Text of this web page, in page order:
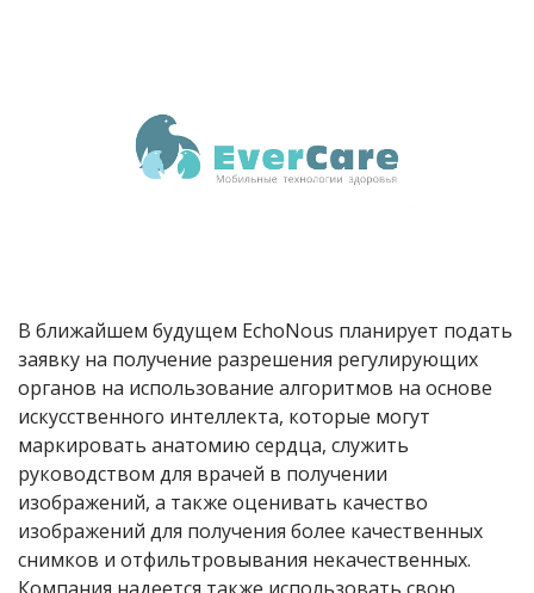
В ближайшем будущем EchoNous планирует подать
заявку на получение разрешения регулирующих
органов на использование алгоритмов на основе
искусственного интеллекта, которые могут
маркировать анатомию сердца, служить
руководством для врачей в получении
изображений, а также оценивать качество
изображений для получения более качественных
снимков и отфильтровывания некачественных.